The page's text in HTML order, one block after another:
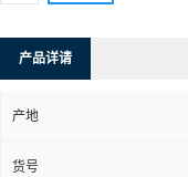
产品详请
产地
货号